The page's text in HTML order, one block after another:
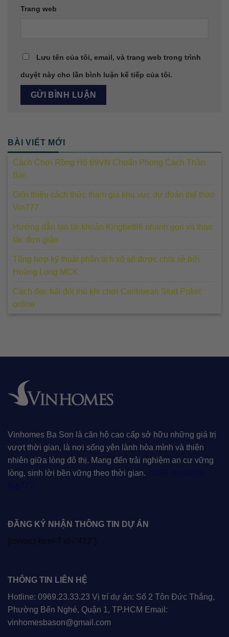
Trang web
Lưu tên của tôi, email, và trang web trong trình
duyệt này cho lần bình luận kế tiếp của tôi.
BÀI VIẾT MỚI
Cách Chơi Rồng Hổ 69VN Chuẩn Phong Cách Thần
Bài
Giới thiệu cách thức tham gia khu vực dự đoán thể thao
Vin777
Hướng dẫn tạo tài khoản Kingbet86 nhanh gọn và thao
tác đơn giản
Tổng hợp kỹ thuật phân tích xổ số được chia sẻ bởi
Hoàng Long MCK
Cách đọc bài đối thủ khi chơi Caribbean Stud Poker
online
Vinhomes Ba Son là căn hộ cao cấp sở hữu những giá trị
vượt thời gian, là nơi sống yên lành hòa mình và thiên
nhiên giữa lòng đô thị. Mang đến trải nghiệm an cư vững
lòng, sinh lời bền vững theo thời gian.
ĐĂNG KÝ NHẬN THÔNG TIN DỰ ÁN
[contact-form-7 id="422"]
THÔNG TIN LIÊN HỆ
Hotline: 0969.23.33.23 Vị trí dự án: Số 2 Tôn Đức Thắng,
Phường Bến Nghé, Quận 1, TP.HCM Email:
vinhomesbason@gmail.com